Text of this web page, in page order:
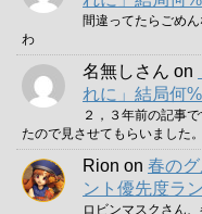
間違ってたらごめ
わ
名無しさん on
れに」結局何
２，３年前の記事
たので見させてもらいました
Rion on 春の
ント優先度ラ
ロビンマスクさん